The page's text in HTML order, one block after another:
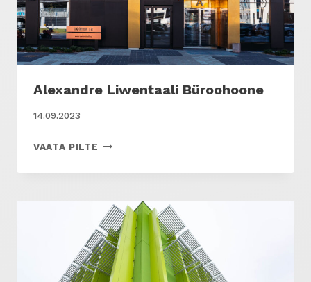
Alexandre Liwentaali Büroohoone
14.09.2023
VAATA PILTE ALEXANDRE
BÜROOHOONE